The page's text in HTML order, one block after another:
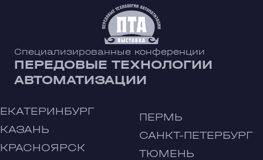
Специализированные конференции
ПЕРЕДОВЫЕ ТЕХНОЛОГИИ
АВТОМАТИЗАЦИИ
ЕКАТЕРИНБУРГ
КАЗАНЬ
КРАСНОЯРСК
ПЕРМЬ
САНКТ-ПЕТЕРБУРГ
ТЮМЕНЬ